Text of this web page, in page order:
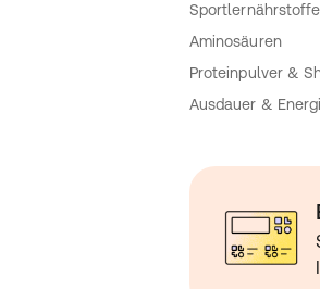
Sportlernährstoffe
Aminosäuren
Proteinpulver &
Ausdauer &